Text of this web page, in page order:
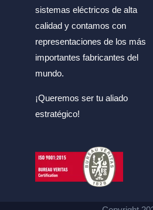
sistemas eléctricos de alta
calidad y contamos con
representaciones de los más
importantes fabricantes del
mundo.
¡Queremos ser tu aliado
estratégico!